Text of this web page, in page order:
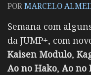
PORMARCELO
Semana com
da JUMP+, com
Kaisen Modulo,
Ao no Hako, Ao no